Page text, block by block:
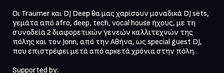
Οι Traumer και DJ Deep θα μας χαρίσουν μοναδικά DJ sets,
γεμάτα από afro, deep, tech, vocal house ήχους, με τη
συνοδεία 2 διαφορετικών γενεών καλλιτεχνών της
πόλης και τον Jonn, από την Αθήνα, ως special guest DJ,
που επιστρέφει μετά από αρκετά χρόνια στην πόλη.
Supported by: